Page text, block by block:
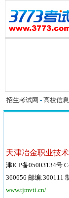
招生考试网 - 高校信息
天津冶金职业技
津ICP备05003134号
360656 邮编:300111
www.tjmvti.cn/